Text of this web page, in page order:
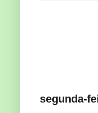
segunda-